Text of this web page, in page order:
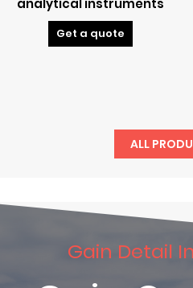
analytical instruments
Get a quote
ALL
Gain Detail